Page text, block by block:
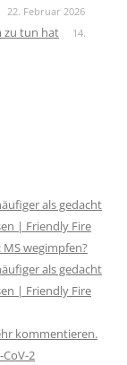
22. Februar 2026
zu tun hat
14.
als gedacht
| Friendly Fire
wegimpfen?
als gedacht
| Friendly Fire
kommentieren.
2